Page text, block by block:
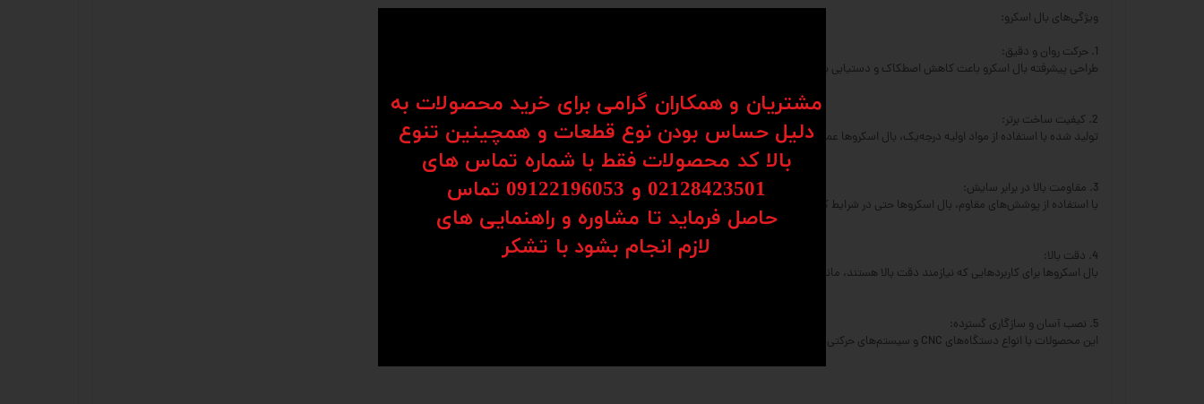
ویژگی‌های بال اسکرو:
1. حرکت روان و دقیق:
طراحی پیشرفته بال اسکرو باعث کاهش اصطکاک و دستیابی به حرکت روان و بی‌نقص می‌شود.
2. کیفیت ساخت برتر:
تولید شده با استفاده از مواد اولیه درجه‌یک، بال اسکروها عمر طولانی و کارایی مداوم را ارائه می‌دهند.
3. مقاومت بالا در برابر سایش:
با استفاده از پوشش‌های مقاوم، بال اسکروها حتی در شرایط کاری سخت نیز عملکرد بهینه‌ای دارند.
4. دقت بالا:
بال اسکروها برای کاربردهایی که نیازمند دقت بالا هستند، مانند دستگاه‌های CNC و تجهیزات پزشکی، ایده‌آل هستند.
5. نصب آسان و سازگاری گسترده:
این محصولات با انواع دستگاه‌های CNC و سیستم‌های حرکتی قابل استفاده هستند و نصب آن‌ها سریع و راحت است.
​​مشتریان و همکاران گرامی برای خرید محصولات به
دلیل حساس بودن نوع قطعات و همچینین تنوع
بالا کد محصولات فقط با شماره تماس های
02128423501 و 09122196053​​​​​​​ تماس
حاصل فرماید تا مشاوره و راهنمایی های
​​​​​​​لازم انجام بشود با تشکر​​​​​​​